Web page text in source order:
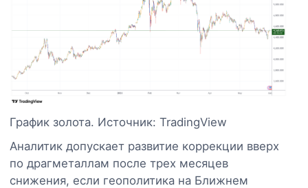
График золота. Источник: TradingView
Аналитик допускает развитие коррекции вверх
по драгметаллам после трех месяцев
снижения, если геополитика на Ближнем